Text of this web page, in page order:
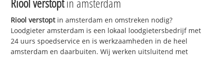
Riool verstoptin amsterdam en omstreken nodig?
Loodgieter amsterdam is een lokaal loodgietersbedrijf met
24 uurs spoedservice en is werkzaamheden in de heel
amsterdam en daarbuiten. Wij werken uitsluitend met